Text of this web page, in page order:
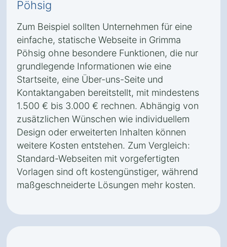
Pöhsig
Zum Beispiel sollten Unternehmen für eine
einfache, statische Webseite in Grimma
Pöhsig ohne besondere Funktionen, die nur
grundlegende Informationen wie eine
Startseite, eine Über-uns-Seite und
Kontaktangaben bereitstellt, mit mindestens
1.500 € bis 3.000 € rechnen. Abhängig von
zusätzlichen Wünschen wie individuellem
Design oder erweiterten Inhalten können
weitere Kosten entstehen. Zum Vergleich:
Standard-Webseiten mit vorgefertigten
Vorlagen sind oft kostengünstiger, während
maßgeschneiderte Lösungen mehr kosten.